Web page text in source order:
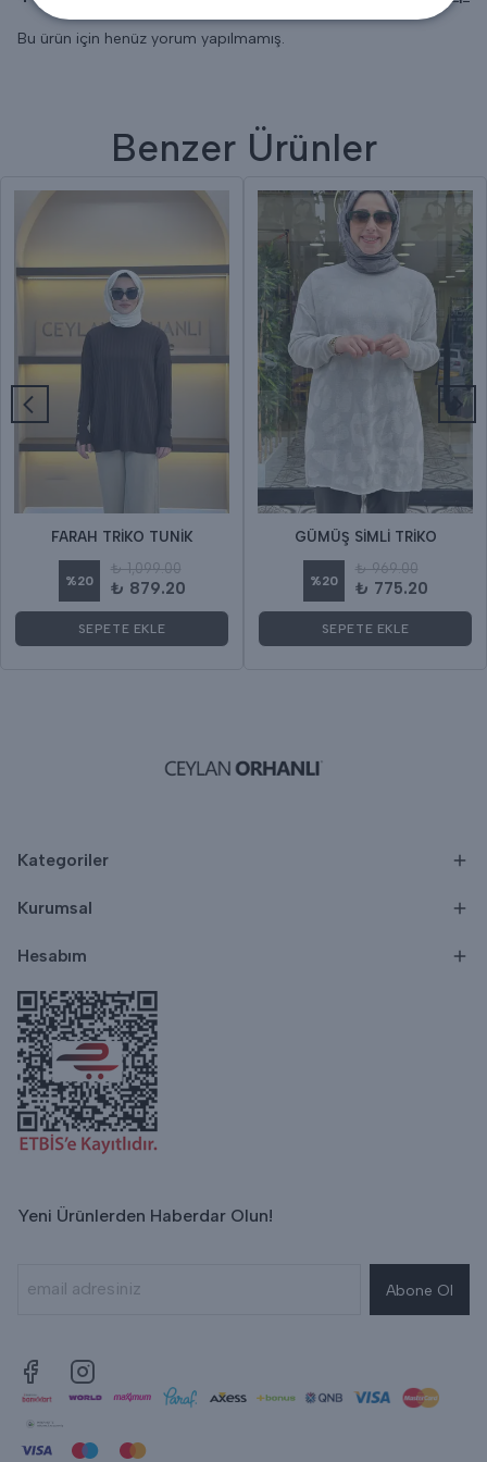
Bu ürün için henüz yorum yapılmamış.
Benzer Ürünler
FARAH TRİKO TUNİK
%20
₺ 1,099.00
₺ 879.20
SEPETE EKLE
GÜMÜŞ SİMLİ TRİKO
%20
₺ 969.00
₺ 775.20
SEPETE EKLE
Kategoriler
Kurumsal
Hesabım
Yeni Ürünlerden Haberdar Olun!
Abone Ol